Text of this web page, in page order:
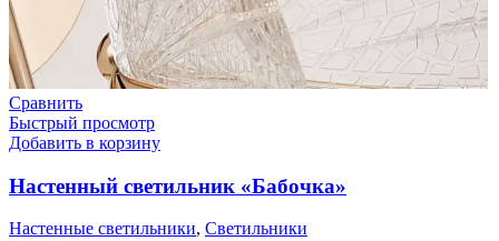
Сравнить
Быстрый просмотр
Добавить в корзину
Настенный светильник «Бабочка»
Настенные светильники, Светильники